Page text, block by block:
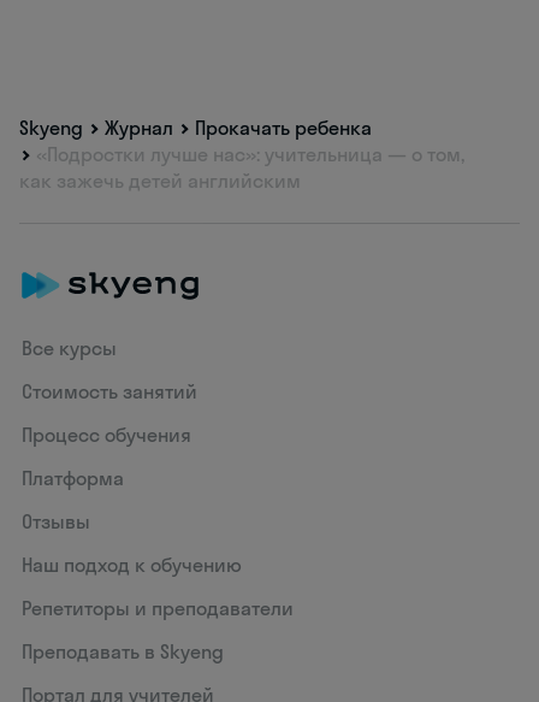
Skyeng Журнал
Прокачать ребенка
«Подростки лучше нас»: учительница — о том,
как зажечь детей английским
Все курсы
Стоимость занятий
Процесс обучения
Платформа
Отзывы
Наш подход к обучению
Репетиторы и преподаватели
Преподавать в Skyeng
Портал для учителей